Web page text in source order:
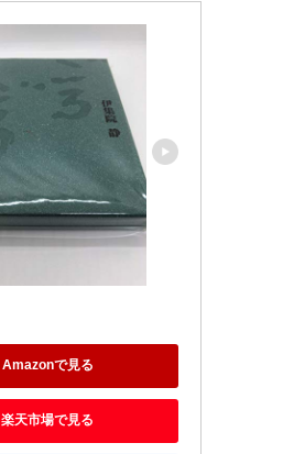
Amazonで見る
楽天市場で見る